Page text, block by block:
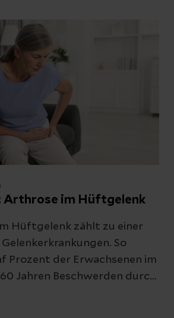
Arthrose im Hüftgelenk
Hüftgelenk zählt zu einer
So
Prozent der Erwachsenen im
Jahren Beschwerden durch
Hüftgelenks. Wie es dazu